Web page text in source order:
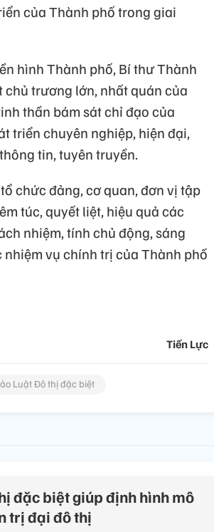
của Thành phố trong giai
hình Thành phố, Bí thư Thành
chủ trương lớn, nhất quán của
thần bám sát chỉ đạo của
triển chuyên nghiệp, hiện đại,
tin, tuyên truyền.
chức đảng, cơ quan, đơn vị tập
túc, quyết liệt, hiệu quả các
nhiệm, tính chủ động, sáng
vụ chính trị của Thành phố
Tiến Lực
Luật Đô thị đặc biệt
đặc biệt giúp định hình mô
trị đại đô thị